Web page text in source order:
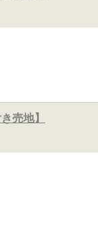
売地】